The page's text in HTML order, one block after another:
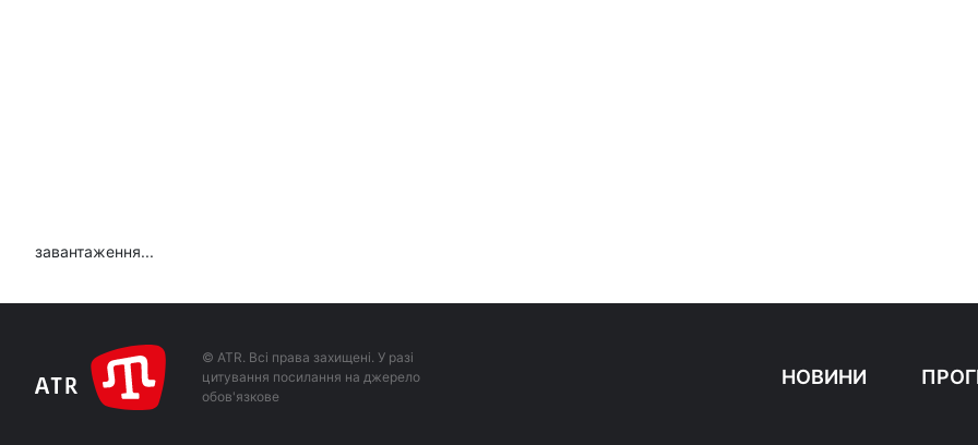
завантаження...
© ATR. Всі права захищені. У разі
цитування посилання на джерело
обов'язкове
НОВИНИ